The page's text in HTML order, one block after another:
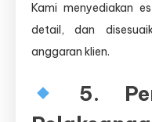
Kami menyediakan
detail, dan
anggaran klien.
5.